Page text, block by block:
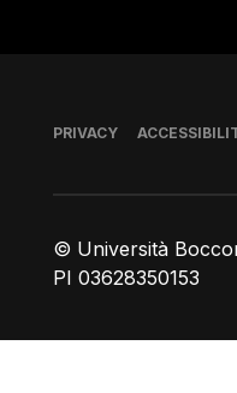
© Università
PI 03628350153
Piè di pagina
PRIVACY